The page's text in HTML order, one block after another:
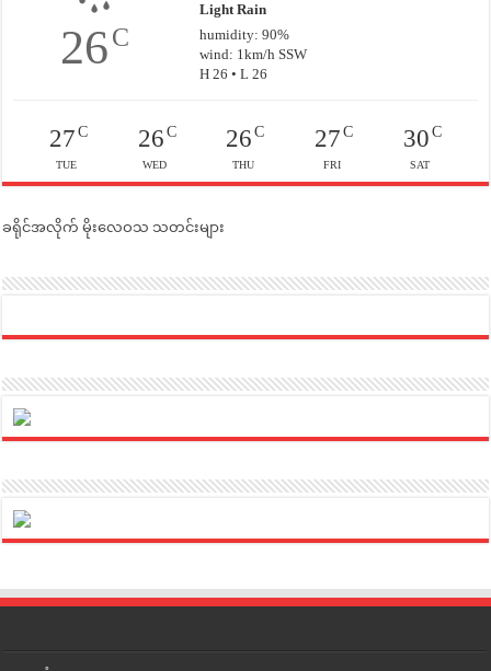
26C
Light Rain
humidity: 90%
wind: 1km/h SSW
H 26 • L 26
27C
TUE
26C
WED
26 C
THU
27C
FRI
30C
SAT
ခရိုင်အလိုက် မိုးလေဝသ သတင်းများ